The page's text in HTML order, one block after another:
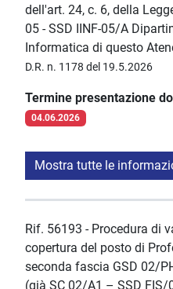
dell'art. 24, c. 6, della
05 - SSD IINF-05/A
Informatica di questo
D.R. n. 1178 del 19.5.2026
Termine presentazione
04.06.2026
Mostra tutte le
Rif. 56193 - Procedura di
copertura del posto di
seconda fascia GSD 02/
(già SC 02/A1 – SSD